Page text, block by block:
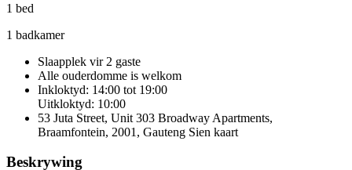
1 bed
1 badkamer
Slaapplek vir 2 gaste
Alle ouderdomme is welkom
Inkloktyd: 14:00 tot 19:00
Uitkloktyd: 10:00
53 Juta Street, Unit 303 Broadway Apartments,
Braamfontein, 2001, Gauteng Sien kaart
Beskrywing